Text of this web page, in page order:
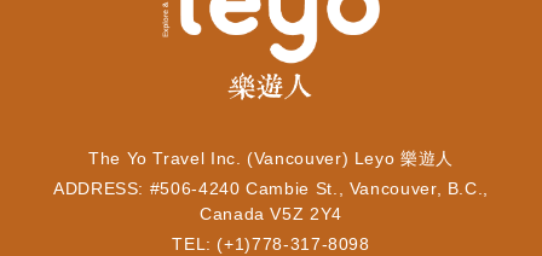
The Yo Travel Inc. (Vancouver) Leyo 樂遊人
ADDRESS: #506-4240 Cambie St., Vancouver, B.C.,
Canada V5Z 2Y4
TEL: (+1)778-317-8098